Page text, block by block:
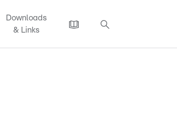
Downloads
& Links